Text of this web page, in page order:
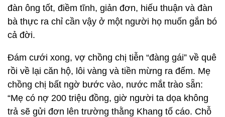
đàn ông tốt, điềm tĩnh, giản đơn, hiếu thuận và đàn
bà thực ra chỉ cần vậy ở một người họ muốn gắn bó
cả đời.
Đám cưới xong, vợ chồng chị tiễn “đàng gái” về quê
rồi về lại căn hộ, lôi vàng và tiền mừng ra đếm. Mẹ
chồng chị bất ngờ bước vào, nước mắt trào sẵn:
“Mẹ có nợ 200 triệu đồng, giờ người ta dọa không
trả sẽ gửi đơn lên trường thằng Khang tố cáo. Chỗ